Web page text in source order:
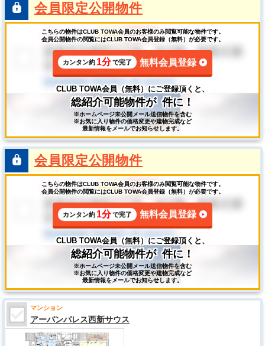
会員限定公開物件
こちらの物件はCLUB TOWA会員のお客様のみ閲覧可能な物件です。
会員公開物件の閲覧にはCLUB TOWA会員登録（無料）が必要です。
カンタン約 1分で完了 無料会員登録
CLUB TOWA会員（無料）にご登録頂くと、
総紹介可能物件が 件に！
※ホームページ未公開メール送信物件を含む
※お気に入り物件の価格変更や建物完成など
最新情報をメールでお知らせします。
会員限定公開物件
こちらの物件はCLUB TOWA会員のお客様のみ閲覧可能な物件です。
会員公開物件の閲覧にはCLUB TOWA会員登録（無料）が必要です。
カンタン約 1分で完了 無料会員登録
CLUB TOWA会員（無料）にご登録頂くと、
総紹介可能物件が 件に！
※ホームページ未公開メール送信物件を含む
※お気に入り物件の価格変更や建物完成など
最新情報をメールでお知らせします。
マンション
アーバンパレス西新サウス